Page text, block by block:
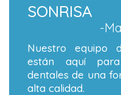
SONRISA
-
Nuestro equipo
están aquí para
dentales de una
alta calidad.